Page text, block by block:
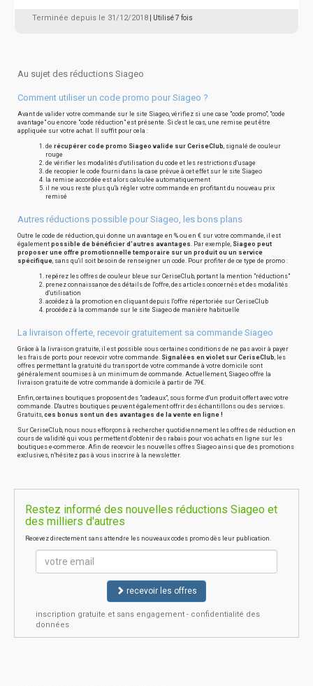
Terminée depuis le 31/12/2018 | Utilisé 7 fois
Au sujet des réductions Siageo
Comment utiliser un code promo pour Siageo ?
Avant de valider votre commande sur le site Siageo, vérifiez si une case "code promo", "code
avantage" ou encore "code réduction" est présente. Si c'est le cas, une remise peut être
appliquée sur votre achat. Il suffit pour cela :
de récupérer code promo Siageo valide sur CeriseClub, signalé de couleur
rouge
de vérifier les modalités d'utilisation du code et les restrictions d'usage
de recopier le code fourni dans la case prévue à cet effet sur le site Siageo
la remise accordée est alors calculée automatiquement
il ne vous reste plus qu'à régler votre commande en profitant du nouveau prix
remisé
Autres réductions possible pour Siageo, les bons plans
Outre le code de réduction, qui donne un avantage en % ou en € sur votre commande, il est
également possible de bénéficier d'autres avantages. Par exemple, Siageo peut
proposer une offre promotionnelle temporaire sur un produit ou un service
spécifique, sans qu'il soit besoin de renseigner un code. Pour profiter de ce type de promo :
repérez les offres de couleur bleue sur CeriseClub, portant la mention "réductions"
prenez connaissance des détails de l'offre, des articles concernés et des modalités
d'utilisation
accédez à la promotion en cliquant depuis l'offre répertoriée sur CeriseClub
procédez à la commande sur le site Siageo de manière habituelle
La livraison offerte, recevoir gratuitement sa commande Siageo
Grâce à la livraison gratuite, il est possible sous certaines conditions de ne pas avoir à payer
les frais de ports pour recevoir votre commande. Signalées en violet sur CeriseClub, les
offres permettant la gratuité du transport de votre commande à votre domicile sont
généralement soumises à un minimum de commande. Actuellement, Siageo offre la
livraison gratuite de votre commande à domicile à partir de 79€.
Enfin, certaines boutiques proposent des "cadeaux", sous forme d'un produit offert avec votre
commande. D'autres boutiques peuvent également offrir des échantillons ou des services.
Gratuits, ces bonus sont un des avantages de la vente en ligne !
Sur CeriseClub, nous nous efforçons à rechercher quotidiennement les offres de réduction en
cours de validité qui vous permettent d'obtenir des rabais pour vos achats en ligne sur les
boutiques e-commerce. Afin de recevoir les nouvelles offres Siageo ainsi que des promotions
exclusives, n'hésitez pas à vous inscrire à la newsletter.
Restez informé des nouvelles réductions Siageo et
des milliers d'autres
Recevez directement sans attendre les nouveaux codes promo dès leur publication.
recevoir les offres
inscription gratuite et sans engagement - confidentialité des
données